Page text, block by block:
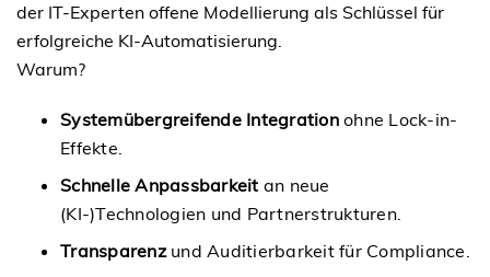
der IT-Experten offene Modellierung als Schlüssel für
erfolgreiche KI-Automatisierung.
Warum?
Systemübergreifende Integrationohne Lock-in-
Effekte.
Schnelle Anpassbarkeit an neue
(KI-)Technologien und Partnerstrukturen.
Transparenz und Auditierbarkeit für Compliance.